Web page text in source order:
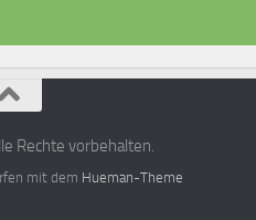
Rechte vorbehalten.
mit dem Hueman-Theme